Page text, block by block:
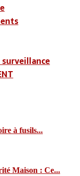
à fusils...
Maison : Ce...